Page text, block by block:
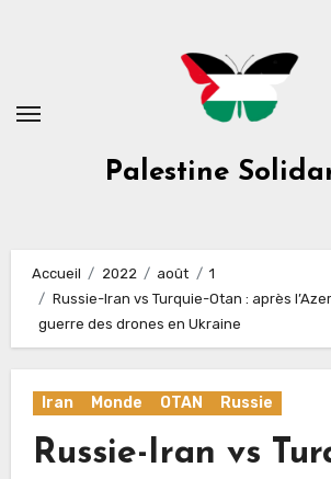
Palestine
Accueil 2022 août
1
Russie-Iran vs Turquie-Otan : après
guerre des drones en Ukraine
Iran Monde OTAN Russie
Russie-Iran vs